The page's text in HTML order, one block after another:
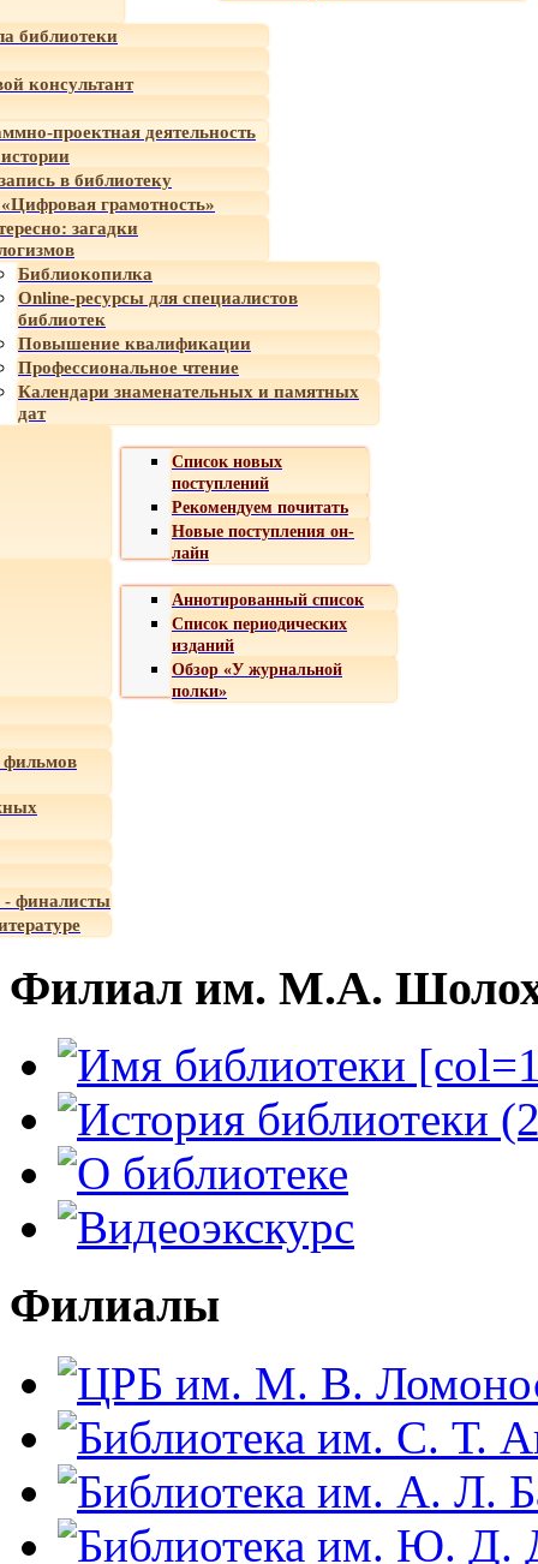
библиотеки
консультант
проектная деятельность
в библиотеку
грамотность»
загадки
Библиокопилка
Online-ресурсы для специалистов
библиотек
Повышение квалификации
Профессиональное чтение
Календари знаменательных и памятных
дат
Список новых
поступлений
Рекомендуем почитать
Новые поступления он-
лайн
Аннотированный список
Список периодических
изданий
Обзор «У журнальной
полки»
- финалисты
Филиал им. М.А.
Филиалы